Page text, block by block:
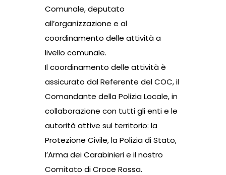
Comunale, deputato
all’organizzazione e al
coordinamento delle attività a
livello comunale.
Il coordinamento delle attività è
assicurato dal Referente del COC, il
Comandante della Polizia Locale, in
collaborazione con tutti gli enti e le
autorità attive sul territorio: la
Protezione Civile, la Polizia di Stato,
l’Arma dei Carabinieri e il nostro
Comitato di Croce Rossa.